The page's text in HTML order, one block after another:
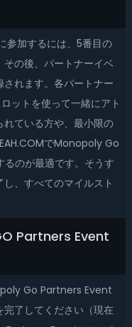
加するには、5番目の
の後、パートナーイベ
れます。各パートナー
ットを使って一緒にアト
ている方や、最小限の
でMonopoly Go
のが最適です。そうす
、すべてのマイルスト
Partners Event
Go Partners Event
了してください（現在